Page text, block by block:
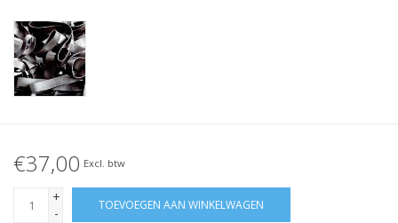
Witte elastiekjes aanbieding!
€37,00 Excl. btw
+
-
TOEVOEGEN AAN WINKELWAGEN